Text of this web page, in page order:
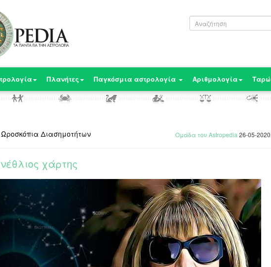
Πλανήτες Παγκόσμια αστρολογία Αριθμολογία Ταρώ
Ωροσκόπια Διασημοτήτων Ομάδα του Astropedia 26-05-2020
χάρτης